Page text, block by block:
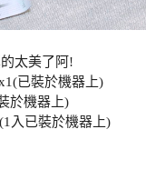
太美了阿!
已裝於機器上)
於機器上)
入已裝於機器上)